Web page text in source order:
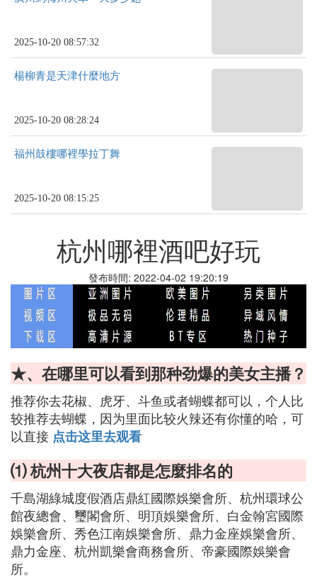
2025-10-20 08:57:32
楊柳青是天津什麼地方
2025-10-20 08:28:24
福州鼓樓哪裡學拉丁舞
2025-10-20 08:15:25
杭州哪裡酒吧好玩
發布時間: 2022-04-02 19:20:19
★、在哪里可以看到那种劲爆的美女主播？
推荐你去花椒、虎牙、斗鱼或者蝴蝶都可以，个人比
较推荐去蝴蝶，因为里面比较火辣还有你懂的哈，可
以直接 点击这里去观看
⑴ 杭州十大夜店都是怎麼排名的
千島湖綠城度假酒店鼎紅國際娛樂會所、杭州環球公
館夜總會、璽閣會所、明頂娛樂會所、白金翰宮國際
娛樂會所、秀色江南娛樂會所、鼎力金座娛樂會所、
鼎力金座、杭州凱樂會商務會所、帝豪國際娛樂會
所。